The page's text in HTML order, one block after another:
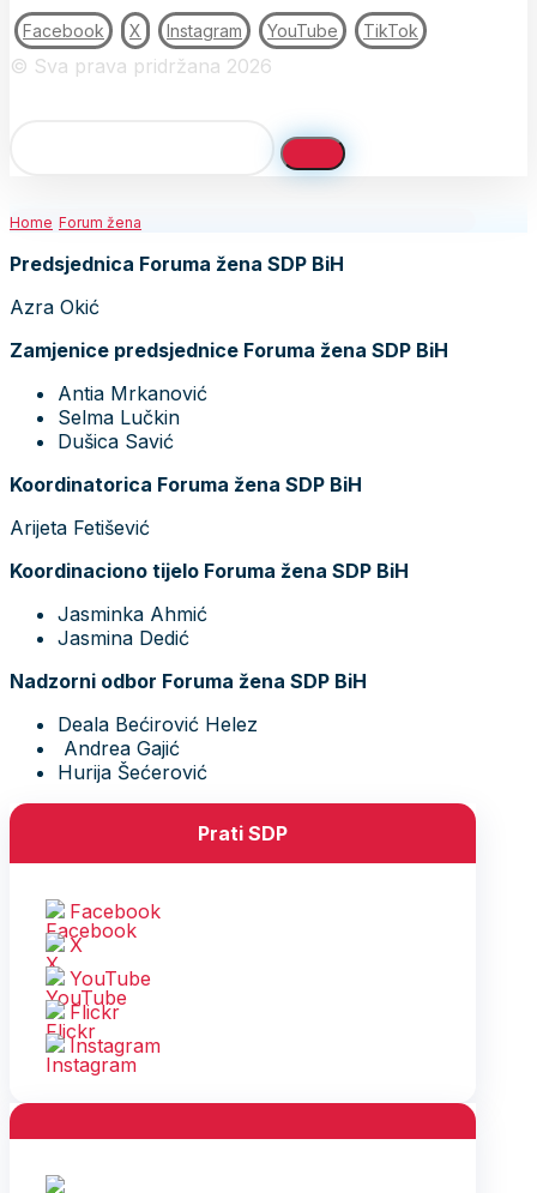
Facebook X Instagram YouTube TikTok
© Sva prava pridržana 2026
Home Forum žena
Predsjednica Foruma žena SDP BiH
Azra Okić
Zamjenice predsjednice Foruma žena SDP BiH
Antia Mrkanović
Selma Lučkin
Dušica Savić
Koordinatorica Foruma žena SDP BiH
Arijeta Fetišević
Koordinaciono tijelo Foruma žena SDP BiH
Jasminka Ahmić
Jasmina Dedić
Nadzorni odbor Foruma žena SDP BiH
Deala Bećirović Helez
Andrea Gajić
Hurija Šećerović
Prati SDP
Facebook
X
YouTube
Flickr
Instagram